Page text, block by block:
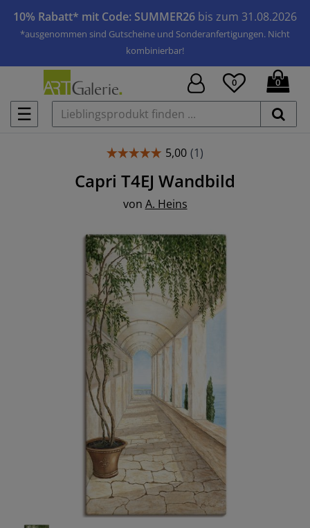
10% Rabatt* mit Code: SUMMER26 bis zum 31.08.2026
*ausgenommen sind Gutscheine und Sonderanfertigungen. Nicht
kombinierbar!
☰
0 0
Capri T4EJ Wandbild
von A. Heins